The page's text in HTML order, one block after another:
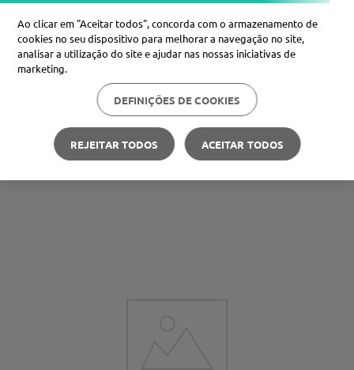
Procure no Marketplace Médis
Pesquisas mais comuns
xiaomi Carteira Médis Poupe nas suas compras
Ao clicar em "Aceitar todos", concorda com o armazenamento de
cookies no seu dispositivo para melhorar a navegação no site,
analisar a utilização do site e ajudar nas nossas iniciativas de
marketing.
DEFINIÇÕES DE COOKIES
REJEITAR TODOS ACEITAR TODOS